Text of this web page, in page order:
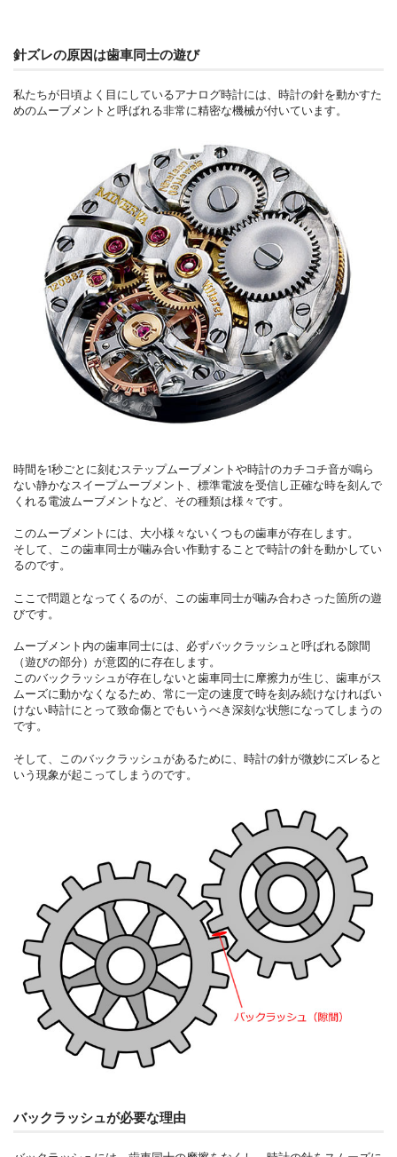
針ズレの原因は歯車同士の遊び
私たちが日頃よく目にしているアナログ時計には、時計の針を動かすた
めのムーブメントと呼ばれる非常に精密な機械が付いています。
時間を1秒ごとに刻むステップムーブメントや時計のカチコチ音が鳴ら
ない静かなスイープムーブメント、標準電波を受信し正確な時を刻んで
くれる電波ムーブメントなど、その種類は様々です。
このムーブメントには、大小様々ないくつもの歯車が存在します。
そして、この歯車同士が噛み合い作動することで時計の針を動かしてい
るのです。
ここで問題となってくるのが、この歯車同士が噛み合わさった箇所の遊
びです。
ムーブメント内の歯車同士には、必ずバックラッシュと呼ばれる隙間
（遊びの部分）が意図的に存在します。
このバックラッシュが存在しないと歯車同士に摩擦力が生じ、歯車がス
ムーズに動かなくなるため、常に一定の速度で時を刻み続けなければい
けない時計にとって致命傷とでもいうべき深刻な状態になってしまうの
です。
そして、このバックラッシュがあるために、時計の針が微妙にズレると
いう現象が起こってしまうのです。
バックラッシュが必要な理由